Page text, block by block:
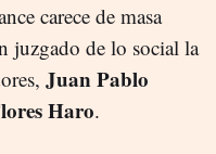
carece de masa
juzgado de lo social la
Juan Pablo
Haro.